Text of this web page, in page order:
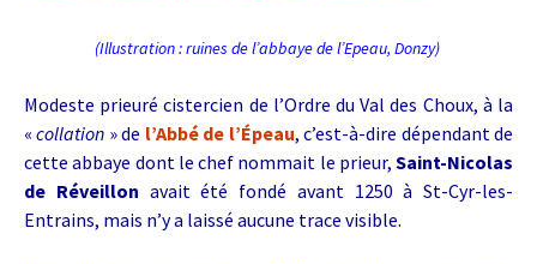
(Illustration : ruines de l’abbaye de l’Epeau, Donzy)
Modeste prieuré cistercien de l’Ordre du Val des Choux, à la
«collation » de l’Abbé de l’Épeau, c’est-à-dire dépendant de
cette abbaye dont le chef nommait le prieur, Saint-Nicolas
de Réveillon avait été fondé avant 1250 à St-Cyr-les-
Entrains, mais n’y a laissé aucune trace visible.